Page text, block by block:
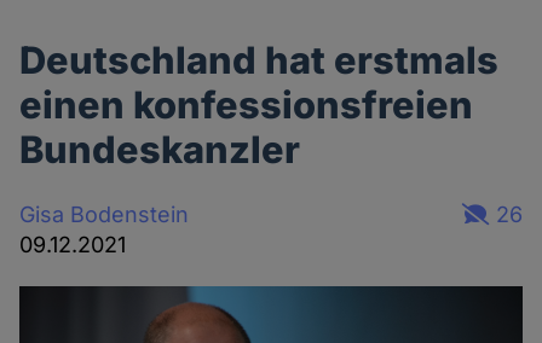
Deutschland hat erstmals
einen konfessionsfreien
Bundeskanzler
Gisa Bodenstein
09.12.2021
26